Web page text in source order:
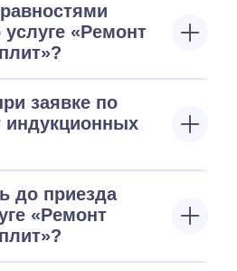
«Ремонт
заявке по
индукционных
до приезда
«Ремонт